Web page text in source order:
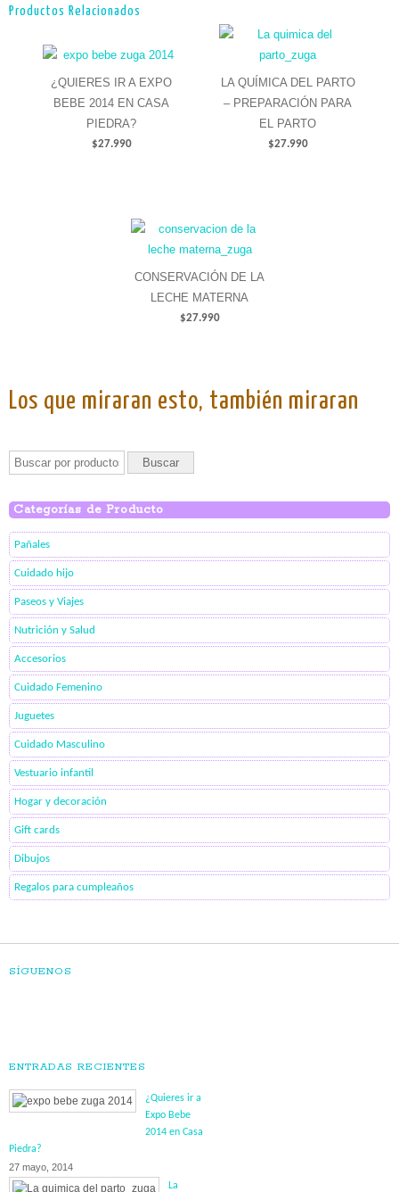
Productos Relacionados
¿QUIERES IR A EXPO
BEBE 2014 EN CASA
PIEDRA?
$27.990
LA QUÍMICA DEL PARTO
– PREPARACIÓN PARA
EL PARTO
$27.990
CONSERVACIÓN DE LA
LECHE MATERNA
$27.990
Los que miraran esto, también miraran
Categorías de Producto
Pañales
Cuidado hijo
Paseos y Viajes
Nutrición y Salud
Accesorios
Cuidado Femenino
Juguetes
Cuidado Masculino
Vestuario infantil
Hogar y decoración
Gift cards
Dibujos
Regalos para cumpleaños
SÍGUENOS
ENTRADAS RECIENTES
¿Quieres ir a
Expo Bebe
2014 en Casa
Piedra?
27 mayo, 2014
La